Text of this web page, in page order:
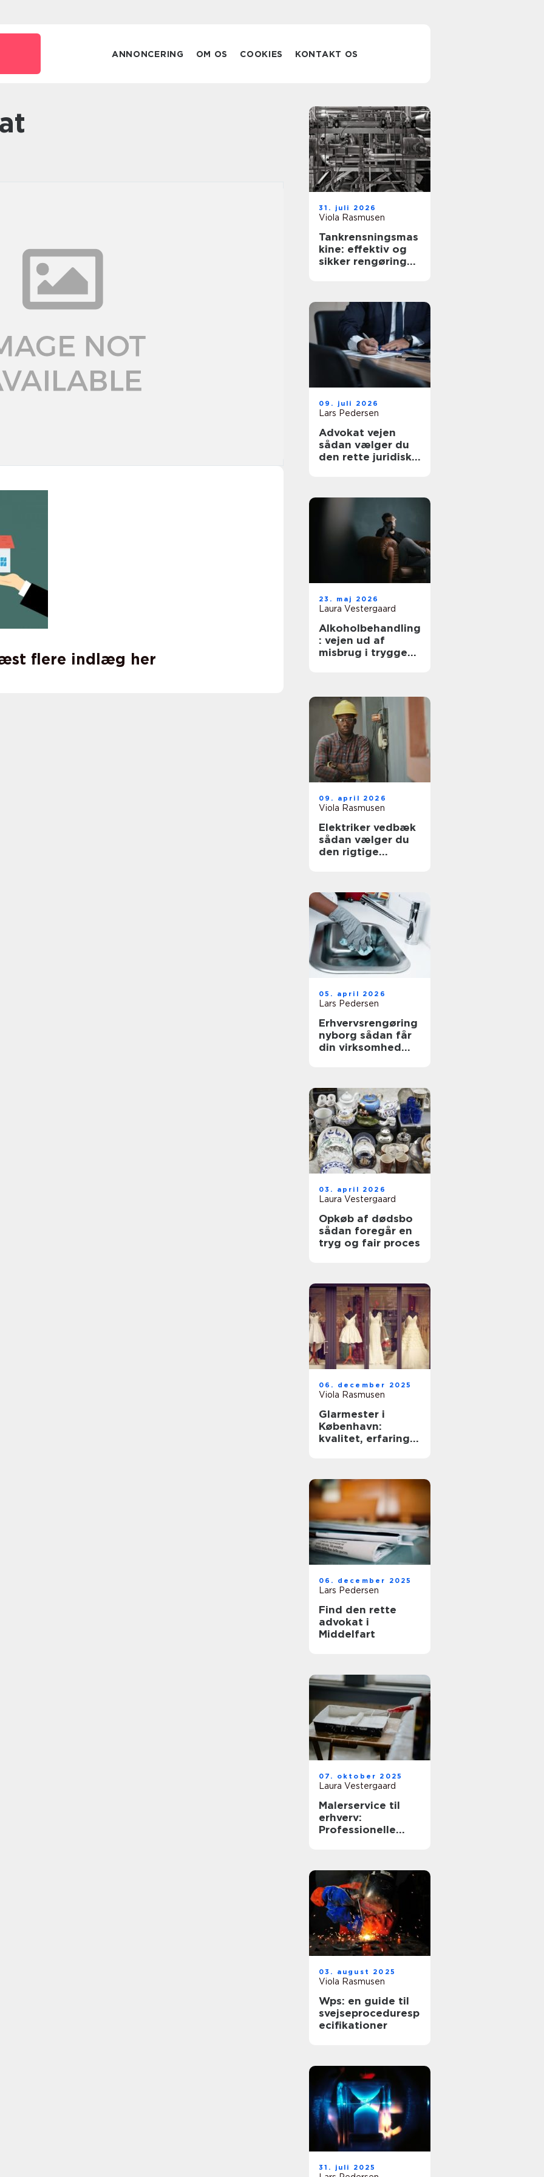
ANNONCERING OM OS COOKIES KONTAKT OS
flere indlæg her
31. juli 2026
Viola Rasmusen
Tankrensningsmas
kine: effektiv og
sikker rengøring
09. juli 2026
Lars Pedersen
Advokat vejen
sådan vælger du
den rette juridiske
23. maj 2026
Laura Vestergaard
Alkoholbehandling
: vejen ud af
misbrug i trygge
09. april 2026
Viola Rasmusen
Elektriker vedbæk
sådan vælger du
den rigtige
05. april 2026
Lars Pedersen
Erhvervsrengøring
nyborg sådan får
din virksomhed
03. april 2026
Laura Vestergaard
Opkøb af dødsbo
sådan foregår en
tryg og fair proces
06. december 2025
Viola Rasmusen
Glarmester i
København:
kvalitet, erfaring
06. december 2025
Lars Pedersen
Find den rette
advokat i
Middelfart
07. oktober 2025
Laura Vestergaard
Malerservice til
erhverv:
Professionelle
03. august 2025
Viola Rasmusen
Wps: en guide til
svejseproceduresp
ecifikationer
31. juli 2025